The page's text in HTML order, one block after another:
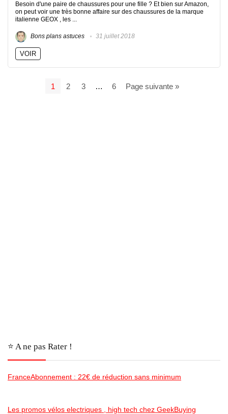
Besoin d'une paire de chaussures pour une fille ? Et bien sur Amazon,
on peut voir une très bonne affaire sur des chaussures de la marque
italienne GEOX , les ...
Bons plans astuces 31 juillet 2018
VOIR
1 2 3 … 6 Page suivante »
⭐️ A ne pas Rater !
FranceAbonnement : 22€ de réduction sans minimum
Les promos vélos electriques , high tech chez GeekBuying